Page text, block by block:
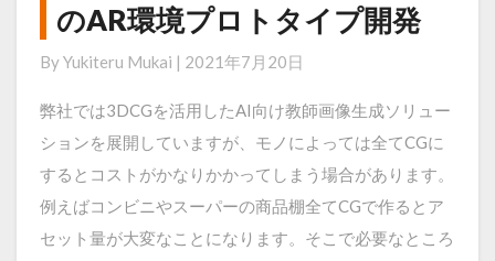
お
け
る
デ
バ
イ
ス
のAR環境プロトタイプ開発
ByYukiteru Mukai | 2021年7月20日
弊社では3DCGを活用したAI向け教師画像生成ソリュー
ションを展開していますが、モノによっては全てCGに
するとコストがかなりかかってしまう場合があります。
例えばコンビニやスーパーの商品棚全てCGで作るとア
セット量が大変なことになります。そこで必要なところ